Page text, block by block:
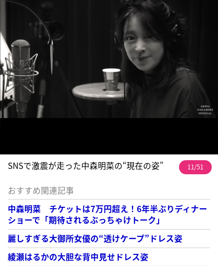
SNSで激震が走った中森明菜の“現在の姿” 11/51
おすすめ関連記事
中森明菜 チケットは7万円超え！6年半ぶりディナー
ショーで「期待されるぶっちゃけトーク」
麗しすぎる大御所女優の“透けケープ”ドレス姿
綾瀬はるかの大胆な背中見せドレス姿